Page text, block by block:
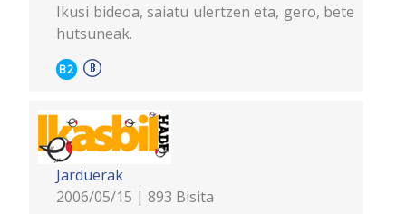
Ikusi bideoa, saiatu ulertzen eta, gero, bete
hutsuneak.
B2
Jarduerak
2006/05/15 | 893 Bisita